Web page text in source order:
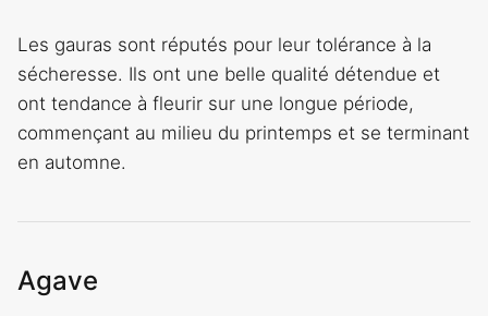
Les gauras sont réputés pour leur tolérance à la
sécheresse. Ils ont une belle qualité détendue et
ont tendance à fleurir sur une longue période,
commençant au milieu du printemps et se terminant
en automne.
Agave